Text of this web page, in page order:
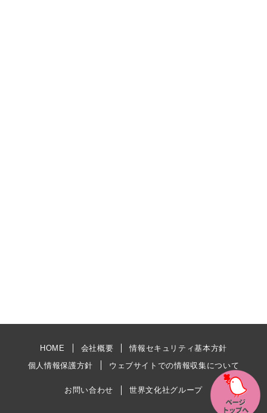
HOME 会社概要
情報セキュリティ基本方針
個人情報保護方針
ウェブサイトでの情報収集について
お問い合わせ 世界文化社グループ